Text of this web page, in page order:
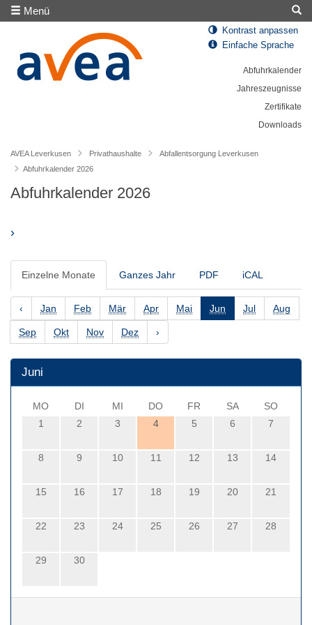
Menü
Kontrast anpassen
Einfache Sprache
Abfuhrkalender
Jahreszeugnisse
Zertifikate
Downloads
AVEA Leverkusen Privathaushalte
Abfallentsorgung Leverkusen
Abfuhrkalender 2026
Abfuhrkalender 2026
›
Einzelne Monate Ganzes Jahr PDF iCAL
‹ Jan Feb Mär Apr Mai Jun Jul Aug
Sep Okt Nov Dez ›
Juni
MO DI MI DO FR SA
SO
1
2 3 4 5 6 7
8 9 10 11 12 13 14
15 16 17 18 19 20 21
22 23 24 25 26 27 28
29 30